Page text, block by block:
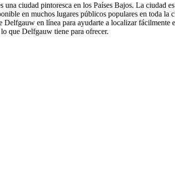
ciudad pintoresca en los Países Bajos. La ciudad
en muchos lugares públicos populares en toda la
en línea para ayudarte a localizar fácilmente
que Delfgauw tiene para ofrecer.